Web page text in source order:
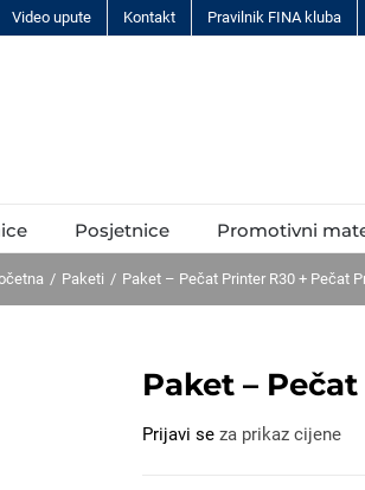
Video upute Kontakt Pravilnik FINA kluba
Posjetnice Promotivni
Paketi Paket – Pečat Printer R30 + Pečat
Paket –
Prijavi se za prikaz cijene